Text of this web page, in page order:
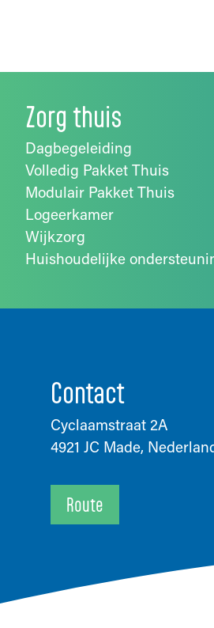
Zorg thuis
Dagbegeleiding
Volledig Pakket Thuis
Modulair Pakket Thuis
Logeerkamer
Wijkzorg
Huishoudelijke
Contact
Cyclaamstraat 2A
4921 JC Made,
Route